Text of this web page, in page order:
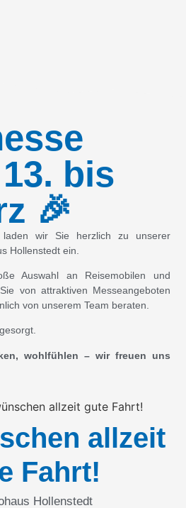
bis
🎉
wir Sie herzlich zu unserer
Hollenstedt ein.
Auswahl an Reisemobilen und
von attraktiven Messeangeboten
von unserem Team beraten.
wohlfühlen – wir freuen uns
allzeit
Fahrt!
Hollenstedt